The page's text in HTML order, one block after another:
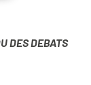
DES DEBATS